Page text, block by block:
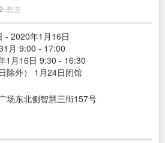
想去
- 2020年1月16日
月 9:00 - 17:00
1月16日 9:30 - 16:30
除外） 1月24日闭馆
场东北侧智慧三街157号